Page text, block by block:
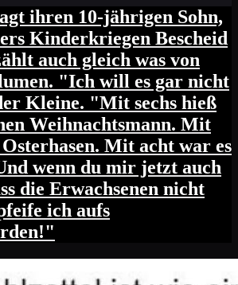
ihren 10-jährigen Sohn,
Kinderkriegen Bescheid
auch gleich was von
"Ich will es gar nicht
Kleine. "Mit sechs hieß
Weihnachtsmann. Mit
Mit acht war es
wenn du mir jetzt auch
die Erwachsenen nicht
ich aufs